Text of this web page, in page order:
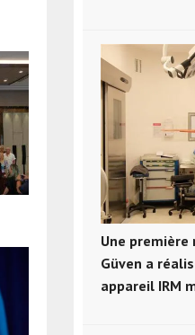
Une
Güven a
appareil IRM